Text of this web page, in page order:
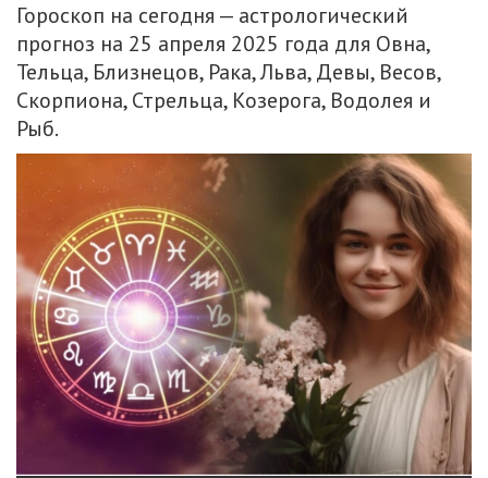
Гороскоп на сегодня — астрологический
прогноз на 25 апреля 2025 года для Овна,
Тельца, Близнецов, Рака, Льва, Девы, Весов,
Скорпиона, Стрельца, Козерога, Водолея и
Рыб.